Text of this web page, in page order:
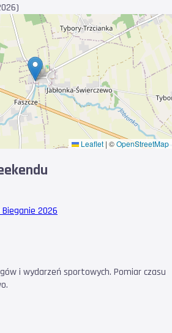
Leaflet | ©OpenStreetMap
Bieganie 2026
i wydarzeń sportowych. Pomiar czasu